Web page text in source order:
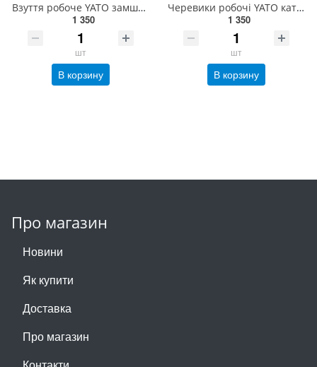
Взуття робоче YATO замшеве, розм. 39(DW) YT-80572
1 350
шт
В корзину
Черевики робочі YATO категорія S3, розм. 46(DW) YT-80801
1 350
шт
В корзину
Про магазин
Новини
Як купити
Доставка
Про магазин